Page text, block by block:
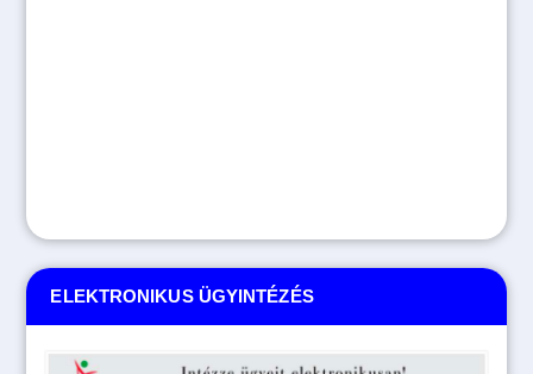
ELEKTRONIKUS ÜGYINTÉZÉS